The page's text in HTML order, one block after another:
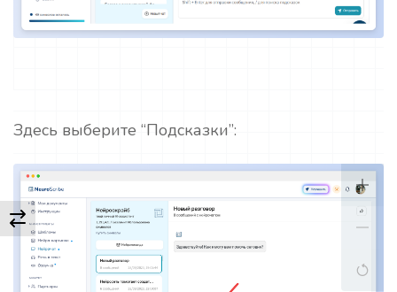
Здесь выберите “Подсказки”: